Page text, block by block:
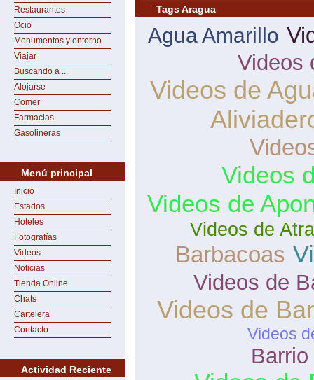
Restaurantes
Ocio
Monumentos y entorno
Viajar
Buscando a ...
Alojarse
Comer
Farmacias
Gasolineras
Menú principal
Inicio
Estados
Hoteles
Fotografías
Videos
Noticias
Tienda Online
Chats
Cartelera
Contacto
Actividad Reciente
Tags Aragua
Agua Amarillo
Videos
Videos de
Videos
Videos de
Videos de
Barbacoas
Videos de
Videos de
Videos